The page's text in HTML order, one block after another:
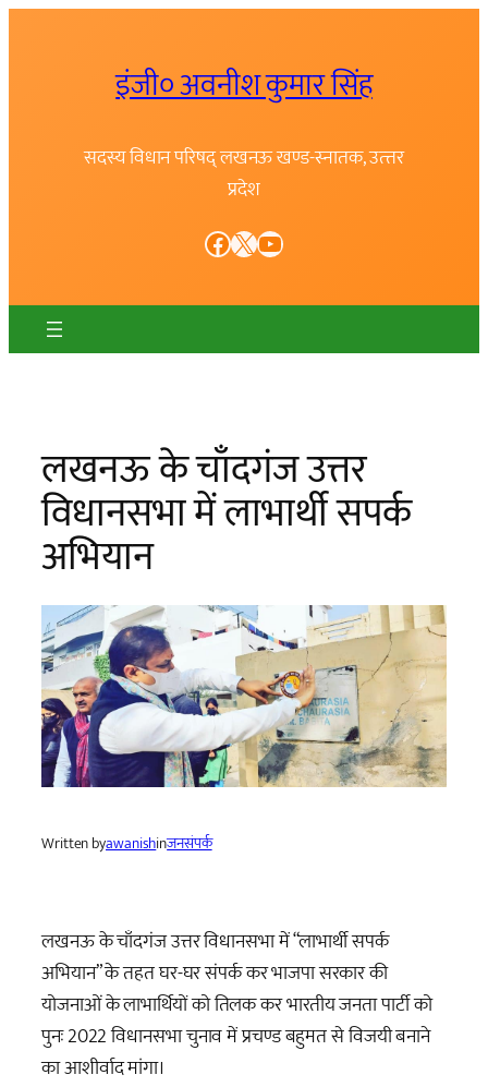
इंजी० अवनीश कुमार सिंह
सदस्य विधान परिषद् लखनऊ खण्ड-स्नातक, उत्त्तर
प्रदेश
Facebook X YouTube
लखनऊ के चाँदगंज उत्तर
विधानसभा में लाभार्थी सपर्क
अभियान
Written byawanishinजनसंपर्क
लखनऊ के चाँदगंज उत्तर विधानसभा में “लाभार्थी सपर्क
अभियान” के तहत घर-घर संपर्क कर भाजपा सरकार की
योजनाओं के लाभार्थियों को तिलक कर भारतीय जनता पार्टी को
पुनः 2022 विधानसभा चुनाव में प्रचण्ड बहुमत से विजयी बनाने
का आशीर्वाद मांगा।